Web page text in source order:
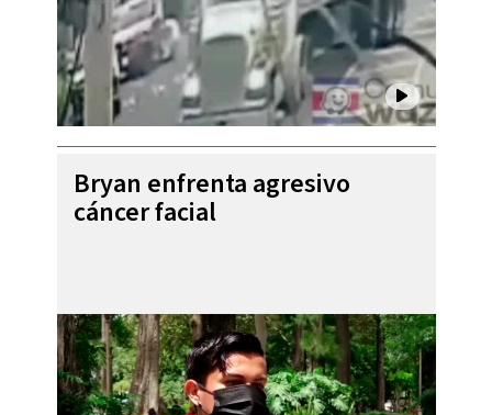
Bryan enfrenta agresivo
cáncer facial